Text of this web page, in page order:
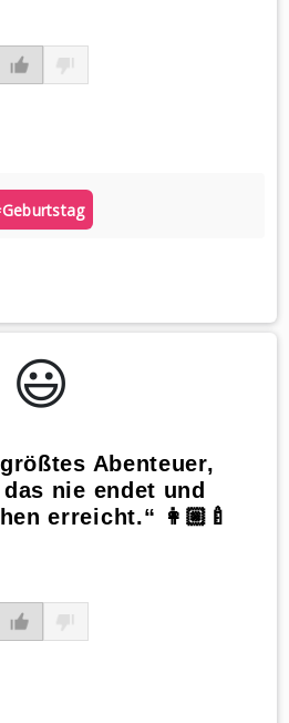
😃️
Abenteuer,
nie endet und
erreicht.“ 👩🏼‍🍼